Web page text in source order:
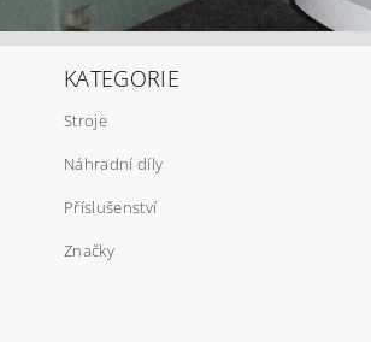
KATEGORIE
Stroje
Náhradní díly
Příslušenství
Značky